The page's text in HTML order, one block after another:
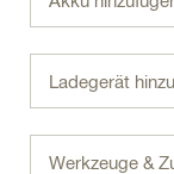
Ladegerät
Werkzeuge &